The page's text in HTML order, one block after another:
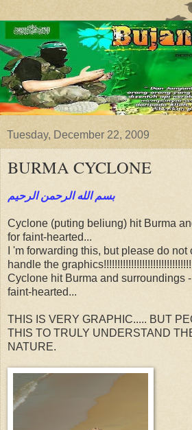
Tuesday, December 22, 2009
BURMA CYCLONE
بسم الله الرحمن الرحيم
Cyclone (puting beliung) hit Burma
for faint-hearted...
I 'm forwarding this, but please do
handle the
Cyclone hit Burma and surroundings
faint-hearted...
THIS IS VERY GRAPHIC..... BUT
THIS TO TRULY UNDERSTAND
NATURE.